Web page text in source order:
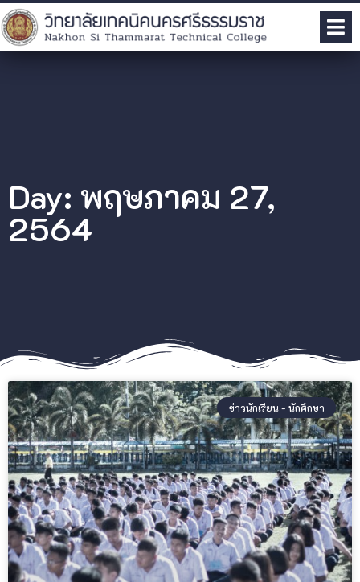
Day: พฤษภาคม 27,
2564
ข่าวนักเรียน - นักศึกษา